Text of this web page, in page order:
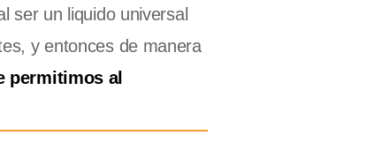
ser un liquido universal
y entonces de manera
permitimos al